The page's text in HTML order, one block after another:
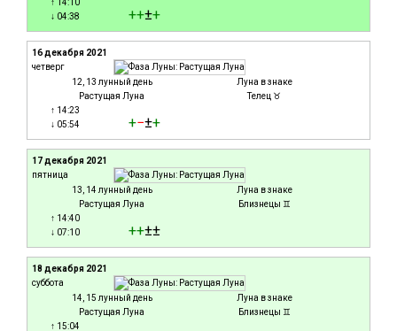
↑ 14:10
↓ 04:38
++±+
16 декабря 2021
четверг
12, 13 лунный день
Растущая Луна
Луна в знаке
Телец ♉
↑ 14:23
↓ 05:54
+−±+
17 декабря 2021
пятница
13, 14 лунный день
Растущая Луна
Луна в знаке
Близнецы ♊
↑ 14:40
↓ 07:10
++±±
18 декабря 2021
суббота
14, 15 лунный день
Растущая Луна
Луна в знаке
Близнецы ♊
↑ 15:04